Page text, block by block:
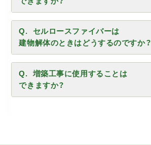
セルロースファイバーは
建物解体のときはどうするのですか？
増築工事に使用することは
できますか？